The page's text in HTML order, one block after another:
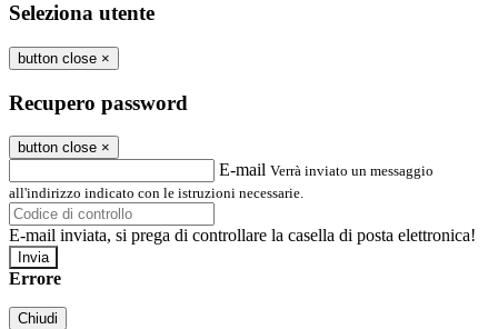
Seleziona utente
button close ×
Recupero password
button close ×
E-mail Verrà inviato un messaggio
all'indirizzo indicato con le istruzioni necessarie.
E-mail inviata, si prega di controllare la casella di posta elettronica!
Errore
Chiudi